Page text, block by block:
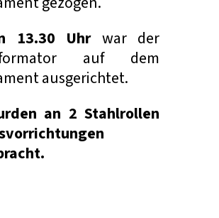
13.30 Uhrwar der
auf dem
ausgerichtet.
an 2 Stahlrollen